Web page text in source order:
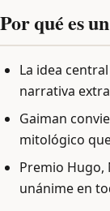
Por qué es
La idea
narrativa
Gaiman
mitológico
Premio Hugo,
unánime en